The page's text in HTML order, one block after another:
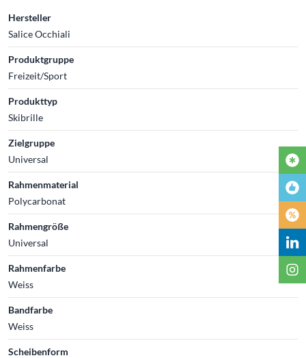
Hersteller
Salice Occhiali
Produktgruppe
Freizeit/Sport
Produkttyp
Skibrille
Zielgruppe
Universal
Rahmenmaterial
Polycarbonat
Rahmengröße
Universal
Rahmenfarbe
Weiss
Bandfarbe
Weiss
Scheibenform